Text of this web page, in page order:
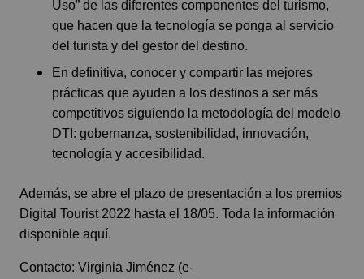
Uso” de las diferentes componentes del turismo,
que hacen que la tecnología se ponga al servicio
del turista y del gestor del destino.
En definitiva, conocer y compartir las mejores
prácticas que ayuden a los destinos a ser más
competitivos siguiendo la metodología del modelo
DTI: gobernanza, sostenibilidad, innovación,
tecnología y accesibilidad.
Además, se abre el plazo de presentación a los premios
Digital Tourist 2022 hasta el 18/05. Toda la información
disponible aquí.
Contacto: Virginia Jiménez (e-